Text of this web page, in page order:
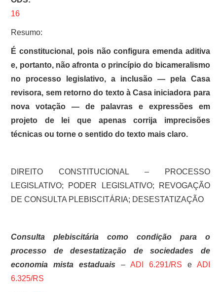
16
Resumo:
É constitucional, pois não configura emenda aditiva
e, portanto, não afronta o princípio do bicameralismo
no processo legislativo, a inclusão — pela Casa
revisora, sem retorno do texto à Casa iniciadora para
nova votação — de palavras e expressões em
projeto de lei que apenas corrija imprecisões
técnicas ou torne o sentido do texto mais claro.
DIREITO CONSTITUCIONAL – PROCESSO
LEGISLATIVO; PODER LEGISLATIVO; REVOGAÇÃO
DE CONSULTA PLEBISCITÁRIA; DESESTATIZAÇÃO
Consulta plebiscitária como condição para o
processo de desestatização de sociedades de
economia mista estaduais– ADI 6.291/RS e ADI
6.325/RS